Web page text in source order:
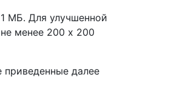
МБ. Для улучшенной
менее 200 x 200
далее